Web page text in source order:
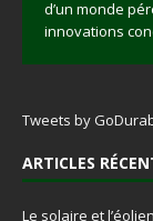
d’un monde
innovations
Tweets by
ARTICLES
Le solaire et